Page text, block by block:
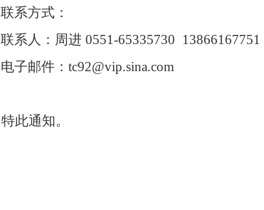
联系方式：
联系人：周进 0551-65335730 13866167751
电子邮件： tc92@vip.sina.com
特此通知。